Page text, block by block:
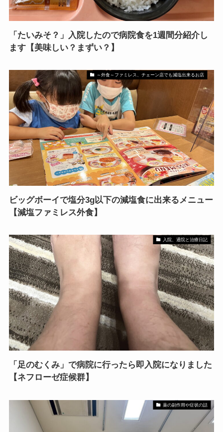
「たいみそ？」入院したので病院食を1週間分紹介し
ます【美味しい？まずい？】
～外食～ファミレス、チェーン店でも減塩出来るお店
ビッグボーイで塩分3g以下の減塩食に出来るメニュー
【減塩ファミレス外食】
入院、通院と治療日記
「足のむくみ」で病院に行ったら即入院になりました
【ネフローゼ症候群】
薬の副作用や症状の話